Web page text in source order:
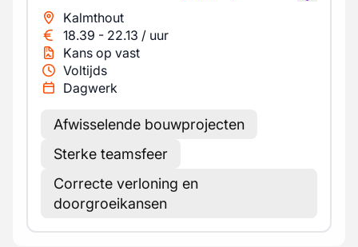
Kalmthout
18.39 - 22.13 / uur
Kans op vast
Voltijds
Dagwerk
Afwisselende bouwprojecten
Sterke teamsfeer
Correcte verloning en
doorgroeikansen